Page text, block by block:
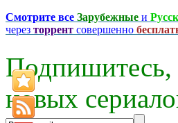
Смотрите все Зарубежные и
через торрент совершенно
Подпишитесь,
новых